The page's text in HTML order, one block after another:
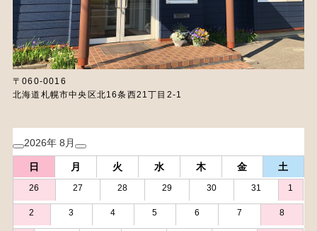
〒060-0016
北海道札幌市中央区北16条西21丁目2-1
2026年 8月
日 月 火 水 木 金 土
26 27 28 29 30 31 1
2 3 4 5 6 7 8